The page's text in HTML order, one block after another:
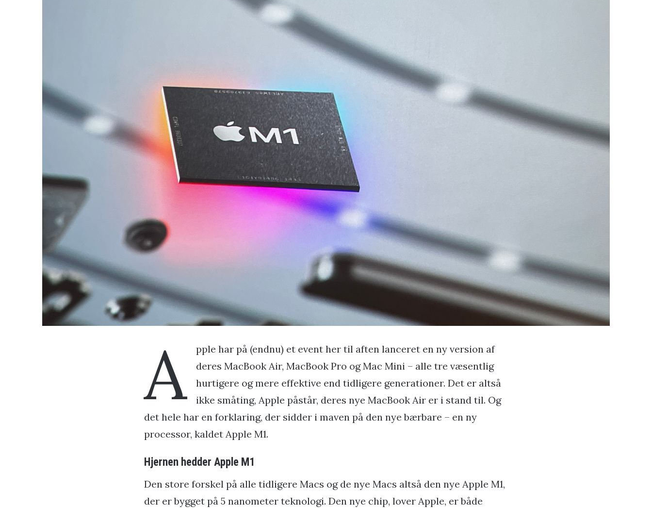
A
pple har på (endnu) et event her til aften lanceret en ny version af
deres MacBook Air, MacBook Pro og Mac Mini – alle tre væsentlig
hurtigere og mere effektive end tidligere generationer. Det er altså
ikke småting, Apple påstår, deres nye MacBook Air er i stand til. Og
det hele har en forklaring, der sidder i maven på den nye bærbare – en ny
processor, kaldet Apple M1.
Hjernen hedder Apple M1
Den store forskel på alle tidligere Macs og de nye Macs altså den nye Apple M1,
der er bygget på 5 nanometer teknologi. Den nye chip, lover Apple, er både